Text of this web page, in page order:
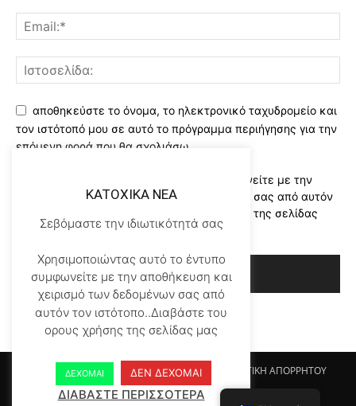
αποθηκεύστε το όνομα, το ηλεκτρονικό ταχυδρομείο και
τον ιστότοπό μου σε αυτό το πρόγραμμα περιήγησης για την
επόμενη φορά που θα σχολιάσω.
Χρησιμοποιώντας αυτό το έντυπο συμφωνείτε με την
αποθήκευση και χειρισμό των δεδομένων σας από αυτόν
τον ιστότοπο..Διαβάστε του ορους χρήσης της σελίδας
μας*
Αρχικη KATOHIKA NEA Login Register
ΠΟΛΙΤΙΚΗ ΑΠΟΡΡΗΤΟΥ
ΟΡΟΙ ΧΡΗΣΗΣ
ΕΠΙΚΟΙΝΩΝΙΑ
KATOXIKA NEA
Σεβόμαστε την ιδιωτικότητά σας
Χρησιμοποιώντας αυτό το έντυπο
συμφωνείτε με την αποθήκευση και
χειρισμό των δεδομένων σας από
αυτόν τον ιστότοπο..Διαβάστε του
ορους χρήσης της σελίδας μας
ΔΕΧΟΜΑΙ ΔΕΝ ΔΕΧΟΜΑΙ
ΔΙΑΒΑΣΤΕ ΠΕΡΙΣΣΟΤΕΡΑ